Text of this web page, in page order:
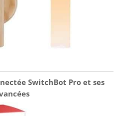
SwitchBot Pro et ses